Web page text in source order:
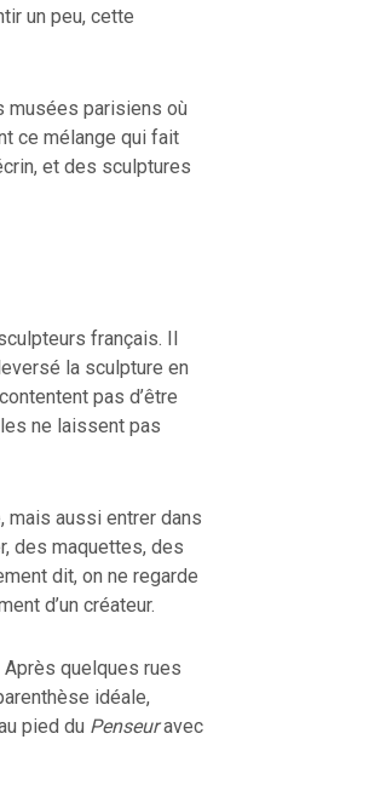
un peu, cette
musées parisiens où
ce mélange qui fait
et des sculptures
français. Il
la sculpture en
pas d’être
ne laissent pas
mais aussi entrer dans
des maquettes, des
dit, on ne regarde
d’un créateur.
Après quelques rues
idéale,
pied du Penseuravec